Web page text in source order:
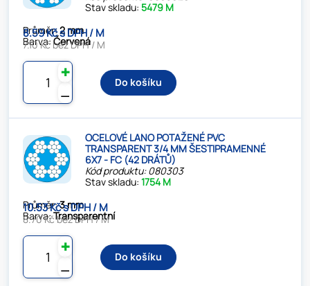
Stav skladu:5479 M
Průměr:2 mm
Barva:Červená
8.59 Kč s DPH / M
7.10 Kč bez DPH / M
⚊
✚
Do košíku
OCELOVÉ LANO POTAŽENÉ PVC
TRANSPARENT 3/4 MM ŠESTIPRAMENNÉ
6X7 - FC (42 DRÁTŮ)
Kód produktu: 080303
Stav skladu:1754 M
Průměr:3 mm
Barva:Transparentní
10.53 Kč s DPH / M
8.70 Kč bez DPH / M
⚊
✚
Do košíku